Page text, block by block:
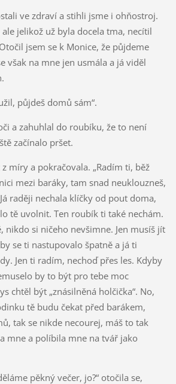
ve zdraví a stihli jsme i ohňostroj.
jelikož už byla docela tma, necítil
jsem se k Monice, že půjdeme
však na mne jen usmála a já viděl
půjdeš domů sám“.
a zahuhlal do roubíku, že to není
začínalo pršet.
míry a pokračovala. „Radím ti, běž
mezi baráky, tam snad neuklouzneš,
raději nechala klíčky od pout doma,
tě uvolnit. Ten roubík ti také nechám.
nikdo si ničeho nevšimne. Jen musíš jít
se ti nastupovalo špatně a já ti
Jen ti radím, nechoď přes les. Kdyby
by to být pro tebe moc
chtěl být „znásilněná holčička“. No,
tě budu čekat před barákem,
tak se nikde necourej, máš to tak
mne a políbila mne na tvář jako
pěkný večer, jo?“ otočila se,